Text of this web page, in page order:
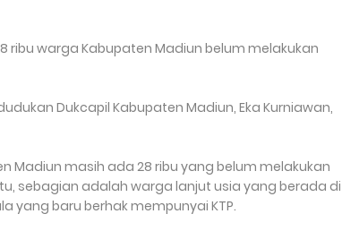
ribu warga Kabupaten Madiun belum melakukan
Dukcapil Kabupaten Madiun, Eka Kurniawan,
Madiun masih ada 28 ribu yang belum melakukan
sebagian adalah warga lanjut usia yang berada di
yang baru berhak mempunyai KTP.